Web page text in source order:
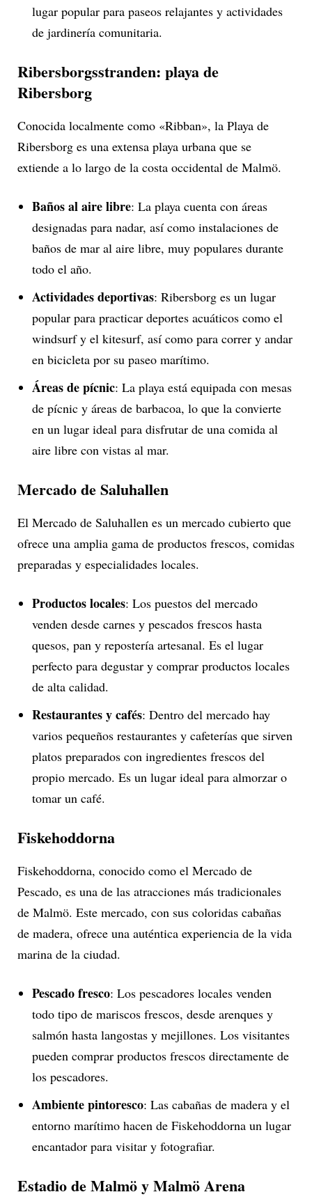
lugar popular para paseos relajantes y actividades
de jardinería comunitaria.
Ribersborgsstranden: playa de
Ribersborg
Conocida localmente como «Ribban», la Playa de
Ribersborg es una extensa playa urbana que se
extiende a lo largo de la costa occidental de Malmö.
Baños al aire libre: La playa cuenta con áreas
designadas para nadar, así como instalaciones de
baños de mar al aire libre, muy populares durante
todo el año.
Actividades deportivas: Ribersborg es un lugar
popular para practicar deportes acuáticos como el
windsurf y el kitesurf, así como para correr y andar
en bicicleta por su paseo marítimo.
Áreas de pícnic: La playa está equipada con mesas
de pícnic y áreas de barbacoa, lo que la convierte
en un lugar ideal para disfrutar de una comida al
aire libre con vistas al mar.
Mercado de Saluhallen
El Mercado de Saluhallen es un mercado cubierto que
ofrece una amplia gama de productos frescos, comidas
preparadas y especialidades locales.
Productos locales: Los puestos del mercado
venden desde carnes y pescados frescos hasta
quesos, pan y repostería artesanal. Es el lugar
perfecto para degustar y comprar productos locales
de alta calidad.
Restaurantes y cafés: Dentro del mercado hay
varios pequeños restaurantes y cafeterías que sirven
platos preparados con ingredientes frescos del
propio mercado. Es un lugar ideal para almorzar o
tomar un café.
Fiskehoddorna
Fiskehoddorna, conocido como el Mercado de
Pescado, es una de las atracciones más tradicionales
de Malmö. Este mercado, con sus coloridas cabañas
de madera, ofrece una auténtica experiencia de la vida
marina de la ciudad.
Pescado fresco: Los pescadores locales venden
todo tipo de mariscos frescos, desde arenques y
salmón hasta langostas y mejillones. Los visitantes
pueden comprar productos frescos directamente de
los pescadores.
Ambiente pintoresco: Las cabañas de madera y el
entorno marítimo hacen de Fiskehoddorna un lugar
encantador para visitar y fotografiar.
Estadio de Malmö y Malmö Arena